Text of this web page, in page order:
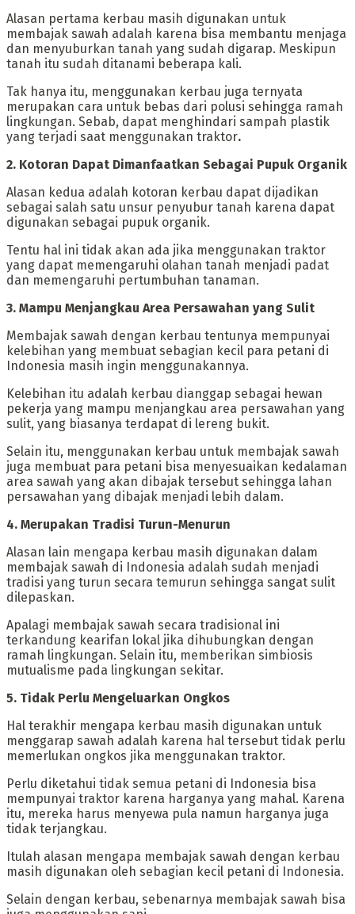
‎Alasan pertama kerbau masih digunakan untuk
membajak sawah adalah karena bisa membantu menjaga
dan menyuburkan tanah yang sudah digarap. Meskipun
tanah itu sudah ditanami beberapa kali.
‎Tak hanya itu, menggunakan kerbau juga ternyata
merupakan cara untuk bebas dari polusi sehingga ramah
lingkungan. Sebab, dapat menghindari sampah plastik
yang terjadi saat menggunakan traktor.
‎2. Kotoran Dapat Dimanfaatkan Sebagai Pupuk Organik
‎Alasan kedua adalah kotoran kerbau dapat dijadikan
sebagai salah satu unsur penyubur tanah karena dapat
digunakan sebagai pupuk organik.
‎Tentu hal ini tidak akan ada jika menggunakan traktor
yang dapat memengaruhi olahan tanah menjadi padat
dan memengaruhi pertumbuhan tanaman.
‎3. Mampu Menjangkau Area Persawahan yang Sulit
‎Membajak sawah dengan kerbau tentunya mempunyai
kelebihan yang membuat sebagian kecil para petani di
Indonesia masih ingin menggunakannya.
‎Kelebihan itu adalah kerbau dianggap sebagai hewan
pekerja yang mampu menjangkau area persawahan yang
sulit, yang biasanya terdapat di lereng bukit.
‎Selain itu, menggunakan kerbau untuk membajak sawah
juga membuat para petani bisa menyesuaikan kedalaman
area sawah yang akan dibajak tersebut sehingga lahan
persawahan yang dibajak menjadi lebih dalam.
‎4. Merupakan Tradisi Turun-Menurun
‎Alasan lain mengapa kerbau masih digunakan dalam
membajak sawah di Indonesia adalah sudah menjadi
tradisi yang turun secara temurun sehingga sangat sulit
dilepaskan.
‎Apalagi membajak sawah secara tradisional ini
terkandung kearifan lokal jika dihubungkan dengan
ramah lingkungan. Selain itu, memberikan simbiosis
mutualisme pada lingkungan sekitar.
‎5. Tidak Perlu Mengeluarkan Ongkos
‎Hal terakhir mengapa kerbau masih digunakan untuk
menggarap sawah adalah karena hal tersebut tidak perlu
memerlukan ongkos jika menggunakan traktor.
‎Perlu diketahui tidak semua petani di Indonesia bisa
mempunyai traktor karena harganya yang mahal. Karena
itu, mereka harus menyewa pula namun harganya juga
tidak terjangkau.
‎Itulah alasan mengapa membajak sawah dengan kerbau
masih digunakan oleh sebagian kecil petani di Indonesia.
Selain dengan kerbau, sebenarnya membajak sawah bisa